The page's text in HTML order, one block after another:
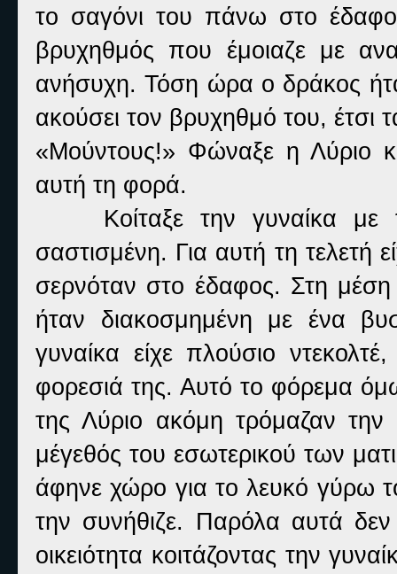
το σαγόνι του πάνω στο
βρυχηθμός που έμοιαζε με
ανήσυχη. Τόση ώρα ο δράκος
ακούσει τον βρυχηθμό του, έτσι
«Μούντους!» Φώναξε η Λύριο
αυτή τη φορά.
Κοίταξε την γυναίκα με
σαστισμένη. Για αυτή τη τελετή
σερνόταν στο έδαφος. Στη μέση
ήταν διακοσμημένη με ένα
γυναίκα είχε πλούσιο
φορεσιά της. Αυτό το φόρεμα
της Λύριο ακόμη τρόμαζαν
μέγεθός του εσωτερικού των
άφηνε χώρο για το λευκό γύρω
την συνήθιζε. Παρόλα αυτά
οικειότητα κοιτάζοντας την